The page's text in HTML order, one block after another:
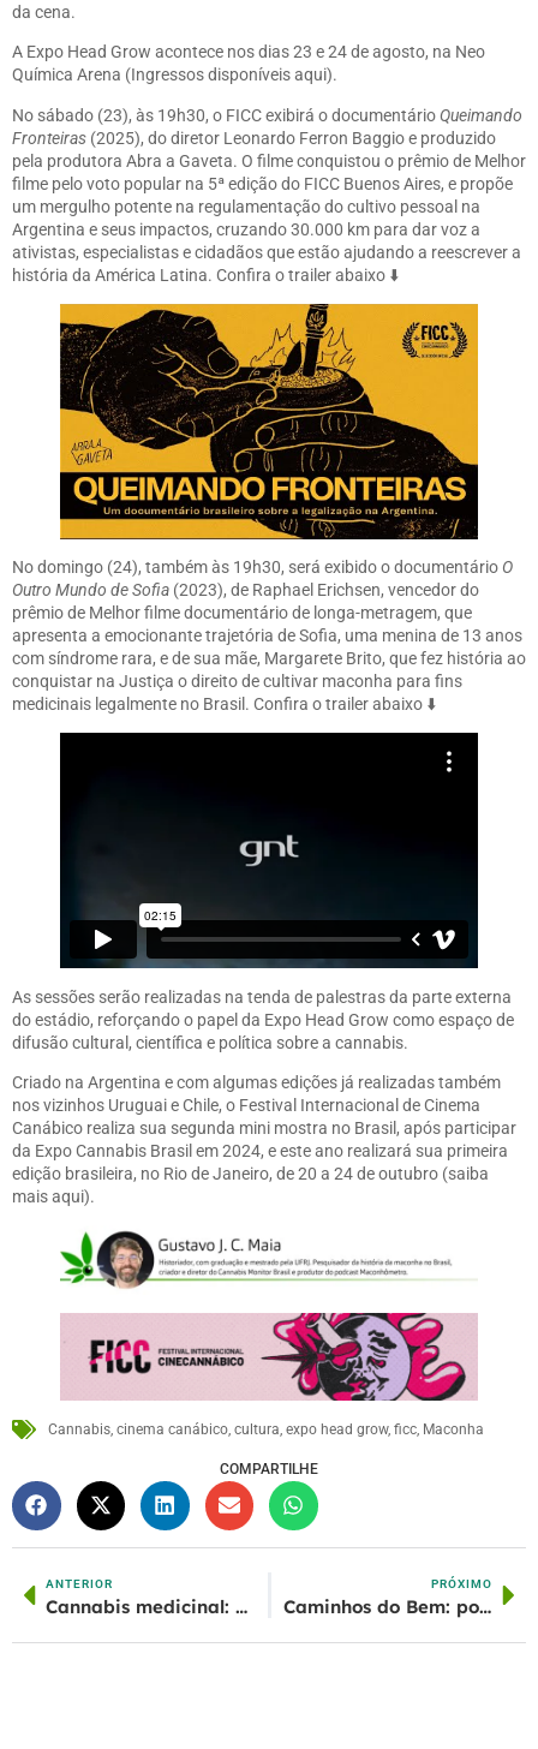
da cena.
A Expo Head Grow acontece nos dias 23 e 24 de agosto, na Neo
Química Arena (Ingressos disponíveis aqui).
No sábado (23), às 19h30, o FICC exibirá o documentárioQueimando
Fronteiras (2025), do diretor Leonardo Ferron Baggio e produzido
pela produtora Abra a Gaveta. O filme conquistou o prêmio de Melhor
filme pelo voto popular na 5ª edição do FICC Buenos Aires, e propõe
um mergulho potente na regulamentação do cultivo pessoal na
Argentina e seus impactos, cruzando 30.000 km para dar voz a
ativistas, especialistas e cidadãos que estão ajudando a reescrever a
história da América Latina. Confira o trailer abaixo ⬇️
No domingo (24), também às 19h30, será exibido o documentário O
Outro Mundo de Sofia (2023), de Raphael Erichsen, vencedor do
prêmio de Melhor filme documentário de longa-metragem, que
apresenta a emocionante trajetória de Sofia, uma menina de 13 anos
com síndrome rara, e de sua mãe, Margarete Brito, que fez história ao
conquistar na Justiça o direito de cultivar maconha para fins
medicinais legalmente no Brasil. Confira o trailer abaixo ⬇️
As sessões serão realizadas na tenda de palestras da parte externa
do estádio, reforçando o papel da Expo Head Grow como espaço de
difusão cultural, científica e política sobre a cannabis.
Criado na Argentina e com algumas edições já realizadas também
nos vizinhos Uruguai e Chile, o Festival Internacional de Cinema
Canábico realiza sua segunda mini mostra no Brasil, após participar
da Expo Cannabis Brasil em 2024, e este ano realizará sua primeira
edição brasileira, no Rio de Janeiro, de 20 a 24 de outubro (saiba
mais aqui).
Cannabis, cinema canábico, cultura, expo head grow, ficc, Maconha
COMPARTILHE
ANTERIOR
Cannabis medicinal: regulamentar para cuidar, não para restringir
PRÓXIMO
Caminhos do Bem: por que ainda precisamos falar sobre uso medicinal de cannabis em espaços públicos